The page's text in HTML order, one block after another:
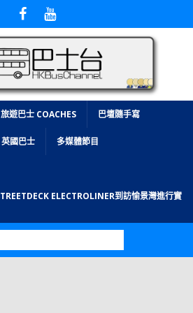
旅遊巴士 COACHES 巴壇隨手寫
英國巴士 多媒體節目
ELECTROLINER到訪愉景灣進行實